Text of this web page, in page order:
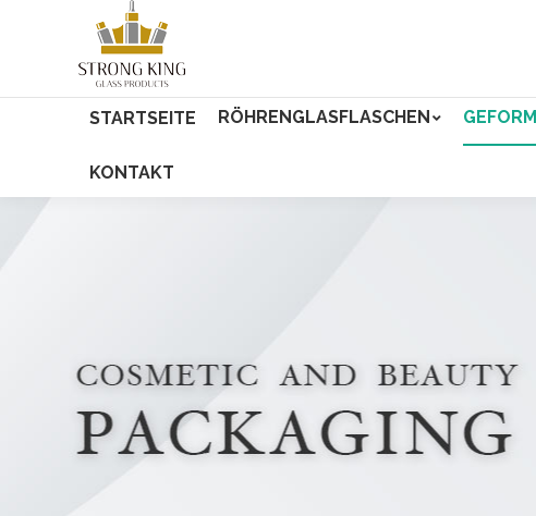
STARTSEITE RÖHRENGLASFLASCHEN
KONTAKT